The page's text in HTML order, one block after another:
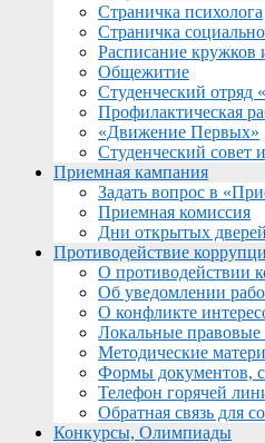
Страничка психолога
Страничка
Расписание кружков
Общежитие
Студенческий отряд
Профилактическая
«Движение Первых»
Студенческий совет
Приемная кампания
Задать вопрос в
Приемная комиссия
Дни открытых дверей
Противодействие
О противодействии
Об уведомлении
О конфликте
Локальные правовые
Методические
Формы документов,
Телефон горячей
Обратная связь для
Конкурсы, Олимпиады